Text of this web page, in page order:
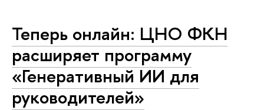
Теперь онлайн: ЦНО ФКН
расширяет программу
«Генеративный ИИ для
руководителей»